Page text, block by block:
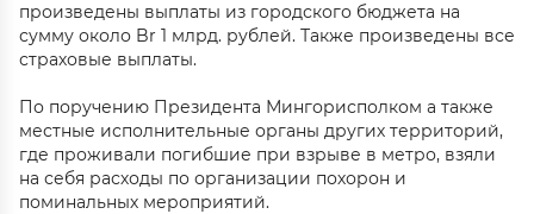
произведены выплаты из городского бюджета на
сумму около Br 1 млрд. рублей. Также произведены все
страховые выплаты.
По поручению Президента Мингорисполком а также
местные исполнительные органы других территорий,
где проживали погибшие при взрыве в метро, взяли
на себя расходы по организации похорон и
поминальных мероприятий.